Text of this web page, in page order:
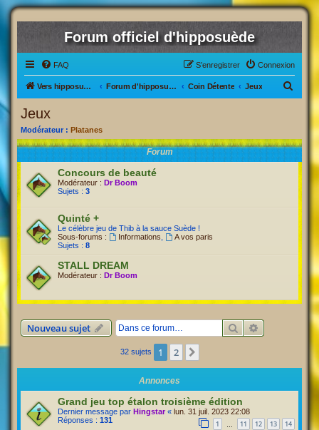
Forum officiel d'hipposuède
FAQ Connexion
S’enregistrer
Vers hipposuède, le jeu ! Forum d'hipposuède Coin Détente Jeux
Jeux
Modérateur : Platanes
Forum
Concours de beauté
Modérateur : Dr Boom
Sujets : 3
Quinté +
Le célèbre jeu de Thib à la sauce Suède !
Sous-forums :
Informations
A vos paris
Sujets : 8
STALL DREAM
Modérateur : Dr Boom
Nouveau sujet RechercherRecherche
32 sujets 1 2
Annonces
Grand jeu top étalon troisième édition
Dernier message par Hingstar « lun. 31 juil. 2023 22:08
Réponses : 131 1 11 12 13 14